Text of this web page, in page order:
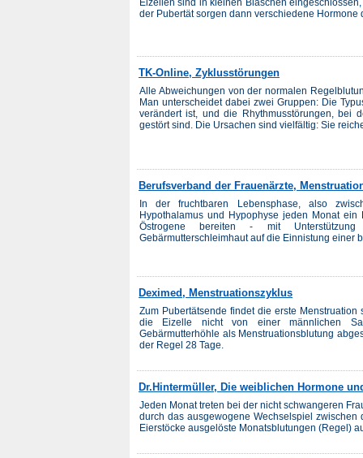
Eizellen sind in kleinen Bläschen
der Pubertät sorgen dann verschiedene Hormone
TK-Online, Zyklusstörungen
Alle Abweichungen von der normalen
Man unterscheidet dabei zwei Gruppen: Die
verändert ist, und die Rhythmusstörungen, bei
gestört sind. Die Ursachen sind vielfältig: Sie
Berufsverband der Frauenärzte,
In der fruchtbaren Lebensphase, also
Hypothalamus und Hypophyse jeden Monat
Östrogene bereiten - mit
Gebärmutterschleimhaut auf die Einnistung einer
Deximed, Menstruationszyklus
Zum Pubertätsende findet die erste
die Eizelle nicht von einer männlichen
Gebärmutterhöhle als Menstruationsblutung
der Regel 28 Tage.
Dr.Hintermüller, Die weiblichen Hormone
Jeden Monat treten bei der nicht schwangeren
durch das ausgewogene Wechselspiel
Eierstöcke ausgelöste Monatsblutungen (Regel)